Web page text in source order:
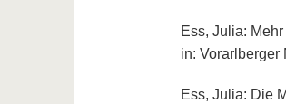
Ess, Julia:
in: Vorarlberger
Ess, Julia: Die